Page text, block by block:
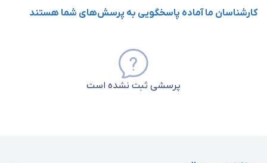
کارشناسان ما آماده پاسخگویی به پرسش‌های شما هستند
پرسشی ثبت نشده است